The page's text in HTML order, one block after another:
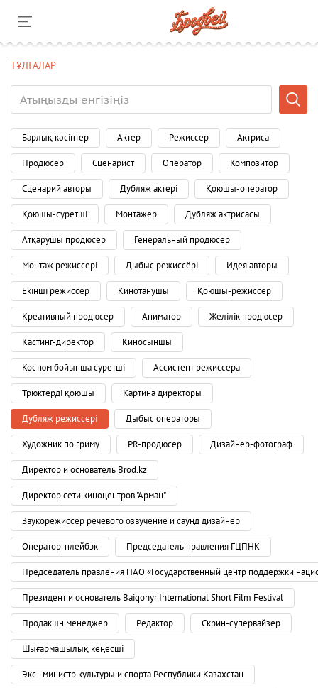
ТҰЛҒАЛАР
Барлық кәсіптер Актер Режиссер Актриса
Продюсер Сценарист Оператор Композитор
Сценарий авторы Дубляж актері Қоюшы-оператор
Қоюшы-суретші Монтажер Дубляж актрисасы
Атқарушы продюсер Генеральный продюсер
Монтаж режиссері Дыбыс режиссёрі Идея авторы
Екінші режиссёр Кинотанушы Қоюшы-режиссер
Креативный продюсер Аниматор Желілік продюсер
Кастинг-директор Киносыншы
Костюм бойынша суретші Ассистент режиссера
Трюктерді қоюшы Картина директоры
Дубляж режиссері Дыбыс операторы
Художник по гриму PR-продюсер Дизайнер-фотограф
Директор и основатель Brod.kz
Директор сети киноцентров "Арман"
Звукорежиссер речевого озвучение и саунд дизайнер
Оператор-плейбэк Председатель правления ГЦПНК
Председатель правления НАО «Государственный центр поддержки
Президент и основатель Baiqonyr International Short Film Festival
Продакшн менеджер Редактор Скрин-супервайзер
Шығармашылық кеңесші
Экс - министр культуры и спорта Республики Казахстан